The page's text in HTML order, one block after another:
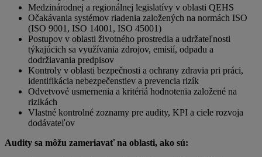
Medzinárodnej a regionálnej legislatívy v oblasti QEHS
Očakávania systémov riadenia založených na normách ISO
(ISO 9001, ISO 14001, ISO 45001)
Postupov v oblasti životného prostredia a udržateľnosti
týkajúcich sa využívania zdrojov, emisií, odpadu a
dodržiavania predpisov
Kontroly v oblasti bezpečnosti a ochrany zdravia pri práci,
identifikácia nebezpečenstiev a prevencia rizík
Odvetvové usmernenia a kritériá hodnotenia založené na
rizikách
Vlastné kontrolné zoznamy pre audity, KPI a ciele rozvoja
dodávateľov
Audity sa môžu zameriavať na oblasti, ako sú: